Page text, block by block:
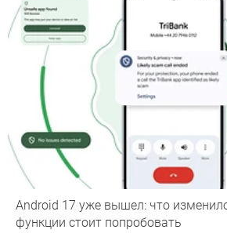
Android 17 уже вышел: что
функции стоит попробовать